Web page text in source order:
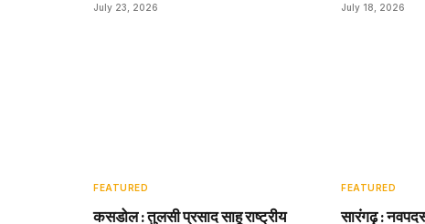
July 23, 2026 July 18, 2026
FEATURED
कसडोल : तुलसी प्रसाद साहू राष्ट्रीय
FEATURED
सारंगढ़ :